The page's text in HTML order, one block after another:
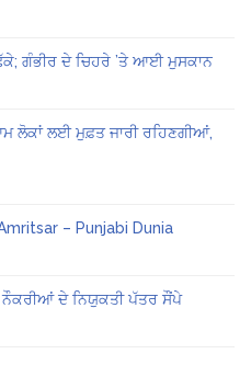
ਗੰਭੀਰ ਦੇ ਚਿਹਰੇ ’ਤੇ ਆਈ ਮੁਸਕਾਨ
ਲੋਕਾਂ ਲਈ ਮੁਫ਼ਤ ਜਾਰੀ ਰਹਿਣਗੀਆਂ,
– Punjabi Dunia
ਨੌਕਰੀਆਂ ਦੇ ਨਿਯੁਕਤੀ ਪੱਤਰ ਸੌਂਪੇ